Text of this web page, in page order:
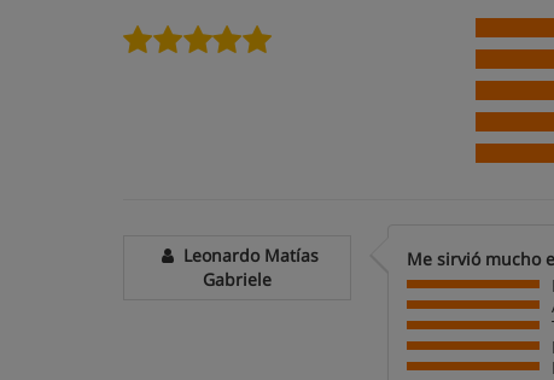
Leonardo Matías
Gabriele
Me sirvió mucho